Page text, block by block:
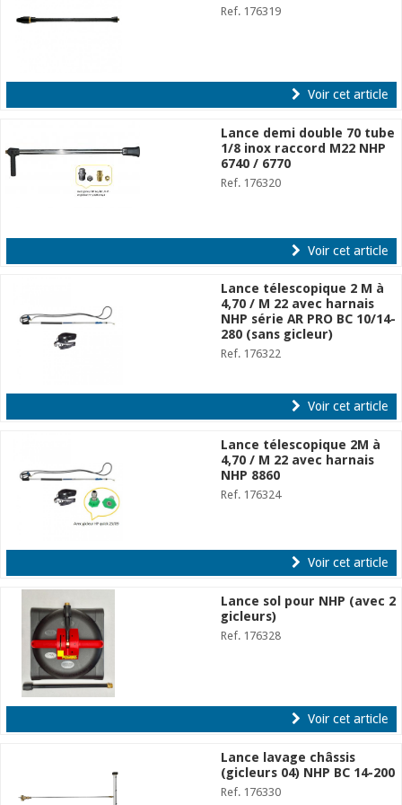
Ref. 176319
Voir cet article
Lance demi double 70 tube
1/8 inox raccord M22 NHP
6740 / 6770
Ref. 176320
Voir cet article
Lance télescopique 2 M à
4,70 / M 22 avec harnais
NHP série AR PRO BC 10/14-
280 (sans gicleur)
Ref. 176322
Voir cet article
Lance télescopique 2M à
4,70 / M 22 avec harnais
NHP 8860
Ref. 176324
Voir cet article
Lance sol pour NHP (avec 2
gicleurs)
Ref. 176328
Voir cet article
Lance lavage châssis
(gicleurs 04) NHP BC 14-200
Ref. 176330